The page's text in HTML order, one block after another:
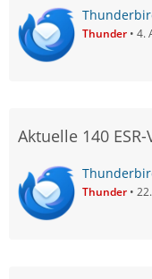
Thunder 4.
Aktuelle 140
Thunder